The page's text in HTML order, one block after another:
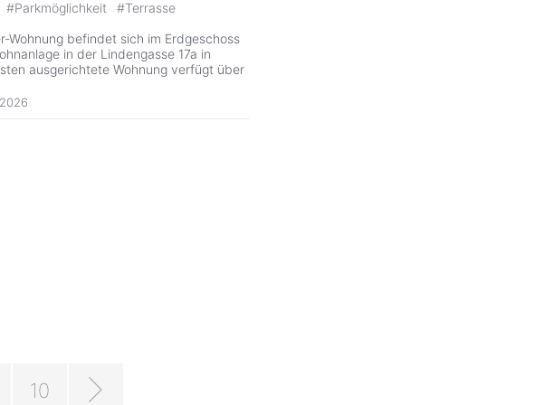
#Parkmöglichkeit #Terrasse
Wohnung befindet sich im Erdgeschoss
in der Lindengasse 17a in
ausgerichtete Wohnung verfügt über
10